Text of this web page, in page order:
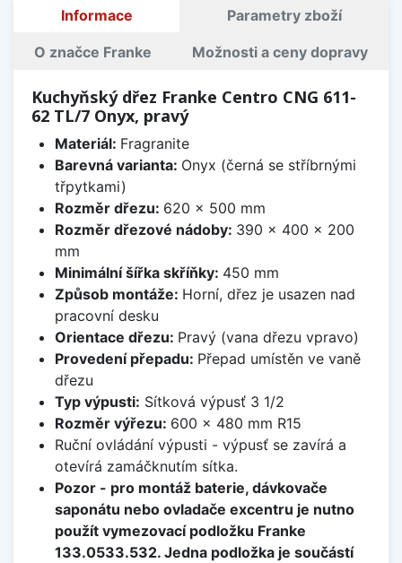
Informace Parametry zboží
O značce Franke Možnosti a ceny dopravy
Kuchyňský dřez Franke Centro CNG 611-
62 TL/7 Onyx, pravý
Materiál: Fragranite
Barevná varianta: Onyx (černá se stříbrnými
třpytkami)
Rozměr dřezu: 620 x 500 mm
Rozměr dřezové nádoby: 390 x 400 x 200
mm
Minimální šířka skříňky: 450 mm
Způsob montáže: Horní, dřez je usazen nad
pracovní desku
Orientace dřezu: Pravý (vana dřezu vpravo)
Provedení přepadu: Přepad umístěn ve vaně
dřezu
Typ výpusti: Sítková výpusť 3 1/2
Rozměr výřezu: 600 x 480 mm R15
Ruční ovládání výpusti - výpusť se zavírá a
otevírá zamáčknutím sítka.
Pozor - pro montáž baterie, dávkovače
saponátu nebo ovladače excentru je nutno
použít vymezovací podložku Franke
133.0533.532. Jedna podložka je součástí